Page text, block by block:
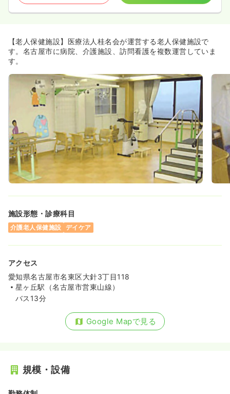
【老人保健施設】医療法人桂名会が運営する老人保健施設で
す。名古屋市に病院、介護施設、訪問看護を複数運営していま
す。
施設形態・診療科目
介護老人保健施設 デイケア
アクセス
愛知県名古屋市名東区大針3丁目118
星ヶ丘駅（名古屋市営東山線）
バス13分
Google Mapで見る
規模・設備